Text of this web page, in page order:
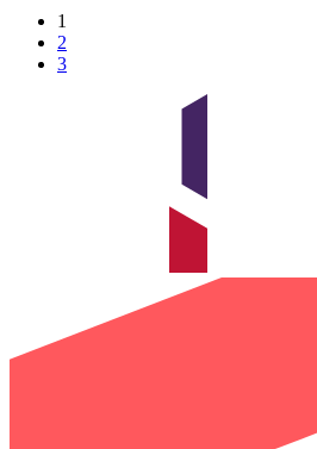
1
2
3